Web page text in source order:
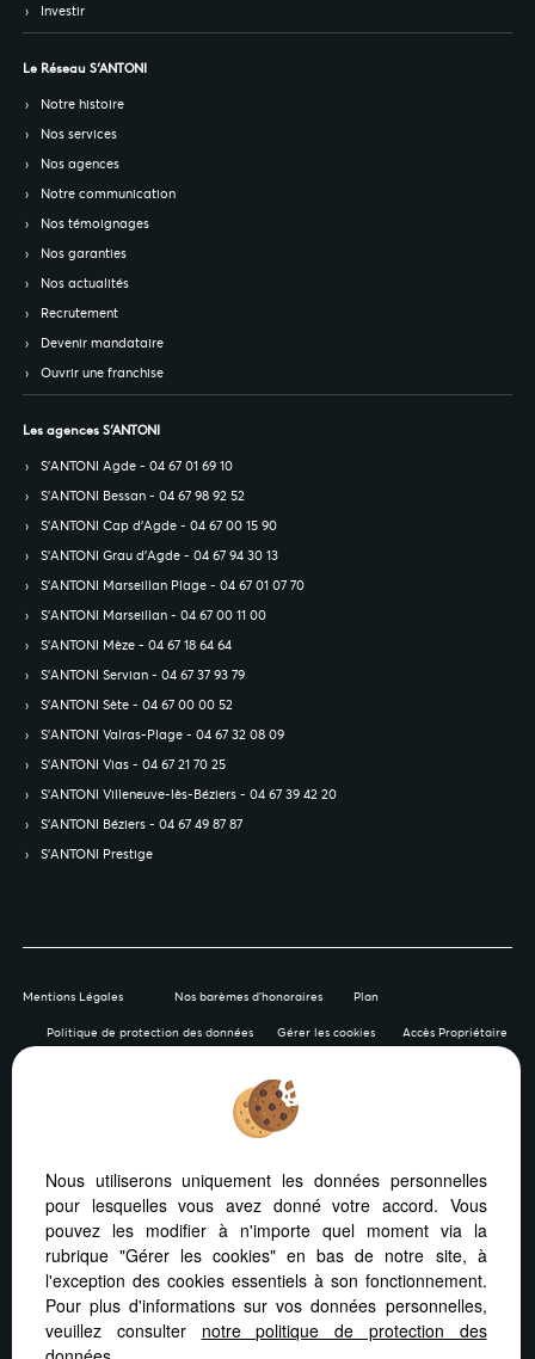
Investir
Le Réseau S’ANTONI
Notre histoire
Nos services
Nos agences
Notre communication
Nos témoignages
Nos garanties
Nos actualités
Recrutement
Devenir mandataire
Ouvrir une franchise
Les agences S’ANTONI
S’ANTONI Agde - 04 67 01 69 10
S’ANTONI Bessan - 04 67 98 92 52
S’ANTONI Cap d'Agde - 04 67 00 15 90
S’ANTONI Grau d'Agde - 04 67 94 30 13
S’ANTONI Marseillan Plage - 04 67 01 07 70
S’ANTONI Marseillan - 04 67 00 11 00
S’ANTONI Mèze - 04 67 18 64 64
S’ANTONI Servian - 04 67 37 93 79
S’ANTONI Sète - 04 67 00 00 52
S’ANTONI Valras-Plage - 04 67 32 08 09
S’ANTONI Vias - 04 67 21 70 25
S’ANTONI Villeneuve-lès-Béziers - 04 67 39 42 20
S’ANTONI Béziers - 04 67 49 87 87
S’ANTONI Prestige
Mentions Légales Nos barèmes d'honoraires Plan
Politique de protection des données Gérer les cookies Accès Propriétaire
Afin de vous offrir un confort de lecture permanent, depuis
votre PC, votre tablette ou votre smartphone, notre site
s’adapte automatiquement aux différents types d'écrans
Logiciel immo
Nous utiliserons uniquement les données personnelles
pour lesquelles vous avez donné votre accord. Vous
pouvez les modifier à n'importe quel moment via la
rubrique "Gérer les cookies" en bas de notre site, à
l'exception des cookies essentiels à son fonctionnement.
Pour plus d'informations sur vos données personnelles,
veuillez consulter notre politique de protection des